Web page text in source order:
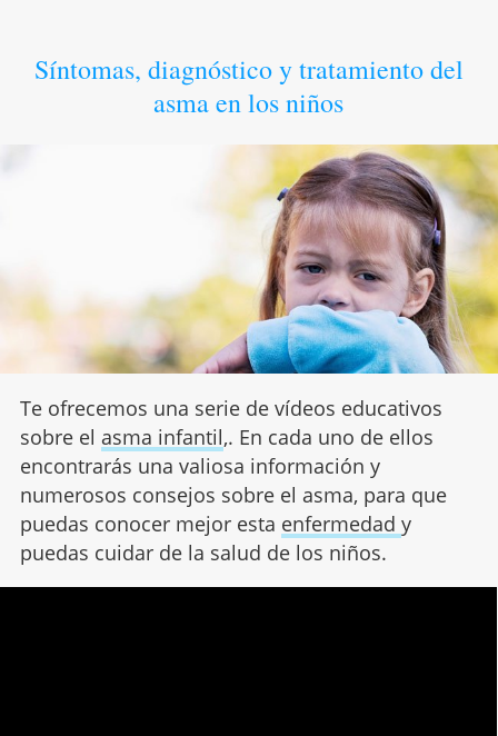
Síntomas, diagnóstico y tratamiento del
asma en los niños
Te ofrecemos una serie de vídeos educativos
sobre el asma infantil,. En cada uno de ellos
encontrarás una valiosa información y
numerosos consejos sobre el asma, para que
puedas conocer mejor esta enfermedad y
puedas cuidar de la salud de los niños.